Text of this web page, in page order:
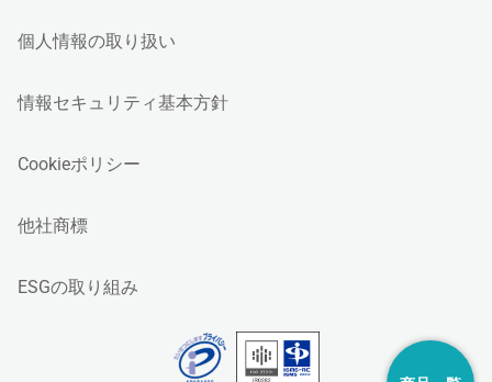
個人情報の取り扱い
情報セキュリティ基本方針
Cookieポリシー
他社商標
ESGの取り組み